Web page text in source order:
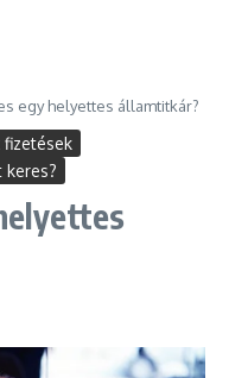
egy helyettes államtitkár?
fizetések
keres?